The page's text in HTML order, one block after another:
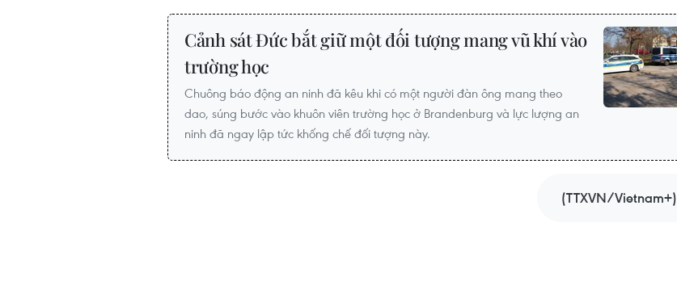
Cảnh sát Đức bắt giữ một đối tượng mang vũ khí vào
trường học
Chuông báo động an ninh đã kêu khi có một người đàn ông mang theo
dao, súng bước vào khuôn viên trường học ở Brandenburg và lực lượng an
ninh đã ngay lập tức khống chế đối tượng này.
(TTXVN/Vietnam+)